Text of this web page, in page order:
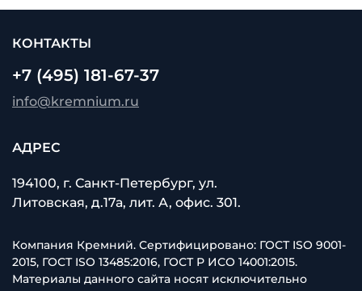
КОНТАКТЫ
+7 (495) 181-67-37
info@kremnium.ru
АДРЕС
194100, г. Санкт-Петербург, ул.
Литовская, д.17а, лит. А, офис. 301.
Компания Кремний. Сертифицировано: ГОСТ ISO 9001-
2015, ГОСТ ISO 13485:2016, ГОСТ Р ИСО 14001:2015.
Материалы данного сайта носят исключительно